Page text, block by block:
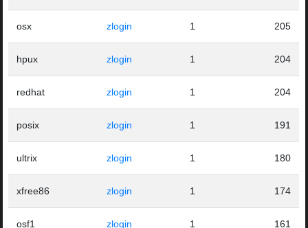
osx zlogin 1 205
hpux zlogin 1 204
redhat zlogin 1 204
posix zlogin 1 191
ultrix zlogin 1 180
xfree86 zlogin 1 174
osf1 zlogin 1 161